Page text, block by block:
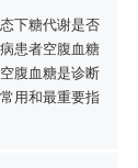
下糖代谢是否
患者空腹血糖
腹血糖是诊断
用和最重要指